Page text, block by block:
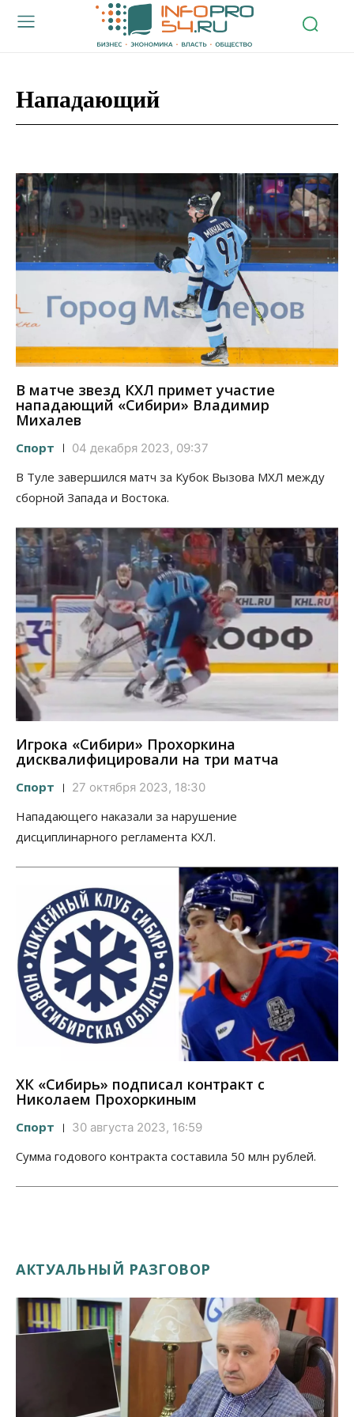
Нападающий
В матче звезд КХЛ примет участие
нападающий «Сибири» Владимир
Михалев
Спорт 04 декабря 2023, 09:37
В Туле завершился матч за Кубок Вызова МХЛ между
сборной Запада и Востока.
Игрока «Сибири» Прохоркина
дисквалифицировали на три матча
Спорт 27 октября 2023, 18:30
Нападающего наказали за нарушение
дисциплинарного регламента КХЛ.
ХК «Сибирь» подписал контракт с
Николаем Прохоркиным
Спорт 30 августа 2023, 16:59
Сумма годового контракта составила 50 млн рублей.
АКТУАЛЬНЫЙ РАЗГОВОР